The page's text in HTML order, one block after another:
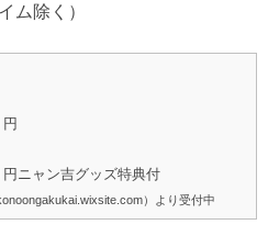
ム除く）
ニャン吉グッズ特典付
）より受付中